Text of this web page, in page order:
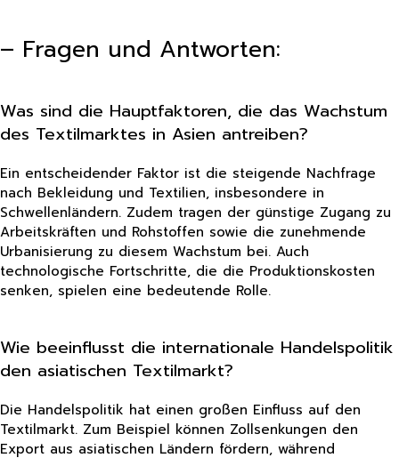
– Fragen und Antworten:
Was sind die Hauptfaktoren, die das Wachstum
des Textilmarktes in Asien antreiben?
Ein entscheidender Faktor ist die steigende Nachfrage
nach Bekleidung und Textilien, insbesondere in
Schwellenländern. Zudem tragen der günstige Zugang zu
Arbeitskräften und Rohstoffen sowie die zunehmende
Urbanisierung zu diesem Wachstum bei. Auch
technologische Fortschritte, die die Produktionskosten
senken, spielen eine bedeutende Rolle.
Wie beeinflusst die internationale Handelspolitik
den asiatischen Textilmarkt?
Die Handelspolitik hat einen großen Einfluss auf den
Textilmarkt. Zum Beispiel können Zollsenkungen den
Export aus asiatischen Ländern fördern, während